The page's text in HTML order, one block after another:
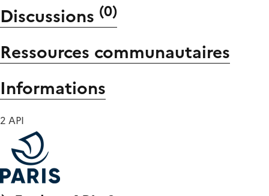
Discussions (0)
Ressources communautaires
Informations
2 API